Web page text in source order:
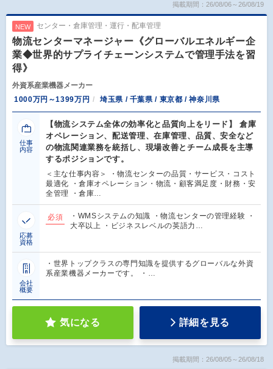
掲載期間：26/08/06～26/08/19
NEW センター・倉庫管理・運行・配車管理
物流センターマネージャー《グローバルエネルギー企
業◆世界的サプライチェーンシステムで管理手法を習
得》
外資系産業機器メーカー
1000万円～1399万円
埼玉県 / 千葉県 / 東京都 / 神奈川県
仕事
内容
【物流システム全体の効率化と品質向上をリード】 倉庫
オペレーション、配送管理、在庫管理、品質、安全など
の物流関連業務を統括し、現場改善とチーム成長を主導
するポジションです。
＜主な仕事内容＞ ・物流センターの品質・サービス・コスト
最適化 ・倉庫オペレーション・物流・顧客満足度・財務・安
全管理 ・倉庫…
応募
資格
必須
・WMSシステムの知識 ・物流センターの管理経験 ・
大卒以上 ・ビジネスレベルの英語力…
会社
概要
・世界トップクラスの専門知識を提供するグローバルな外資
系産業機器メーカーです。 ・…
気になる 詳細を見る
掲載期間：26/08/05～26/08/18